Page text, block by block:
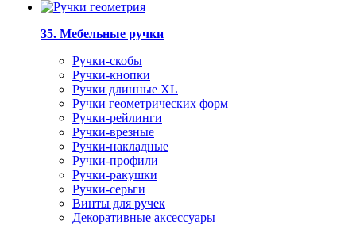
35. Мебельные ручки
Ручки-скобы
Ручки-кнопки
Ручки длинные XL
Ручки геометрических форм
Ручки-рейлинги
Ручки-врезные
Ручки-накладные
Ручки-профили
Ручки-ракушки
Ручки-серьги
Винты для ручек
Декоративные аксессуары